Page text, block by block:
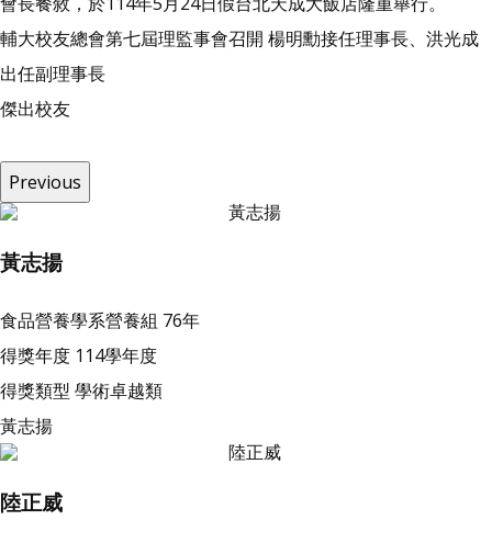
輔大校友總會第七屆理監事會召開 楊明勳接任理事長、洪光成
出任副理事長
傑出校友
Previous
黃志揚
食品營養學系營養組 76年
得獎年度 114學年度
得獎類型 學術卓越類
黃志揚
陸正威